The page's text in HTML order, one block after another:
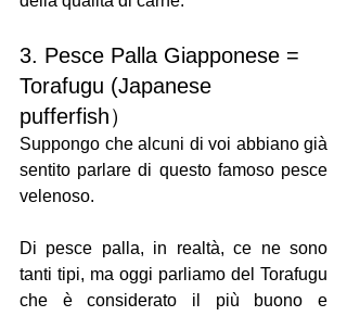
3. Pesce Palla Giapponese =
Torafugu (Japanese
pufferfish）
Suppongo che alcuni di voi abbiano già
sentito parlare di questo famoso pesce
velenoso.
Di pesce palla, in realtà, ce ne sono
tanti tipi, ma oggi parliamo del Torafugu
che è considerato il più buono e